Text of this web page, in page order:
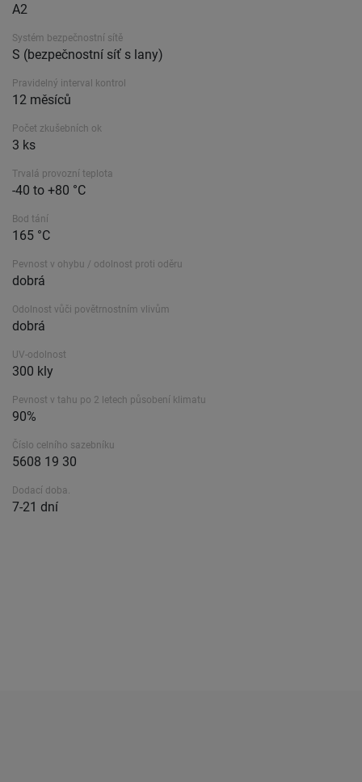
A2
Systém bezpečnostní sítě
S (bezpečnostní síť s lany)
Pravidelný interval kontrol
12 měsíců
Počet zkušebních ok
3 ks
Trvalá provozní teplota
-40 to +80 °C
Bod tání
165 °C
Pevnost v ohybu / odolnost proti oděru
dobrá
Odolnost vůči povětrnostním vlivům
dobrá
UV-odolnost
300 kly
Pevnost v tahu po 2 letech působení klimatu
90%
Číslo celního sazebníku
5608 19 30
Dodací doba.
7-21 dní